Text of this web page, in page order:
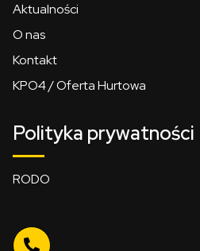
Aktualności
O nas
Kontakt
KPO4 / Oferta Hurtowa
Polityka prywatności
RODO